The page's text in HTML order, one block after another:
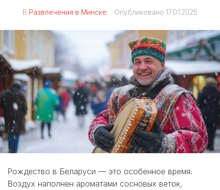
В Развлечения в Минске Опубликовано 17.01.2025
Рождество в Беларуси — это особенное время.
Воздух наполнен ароматами сосновых веток,